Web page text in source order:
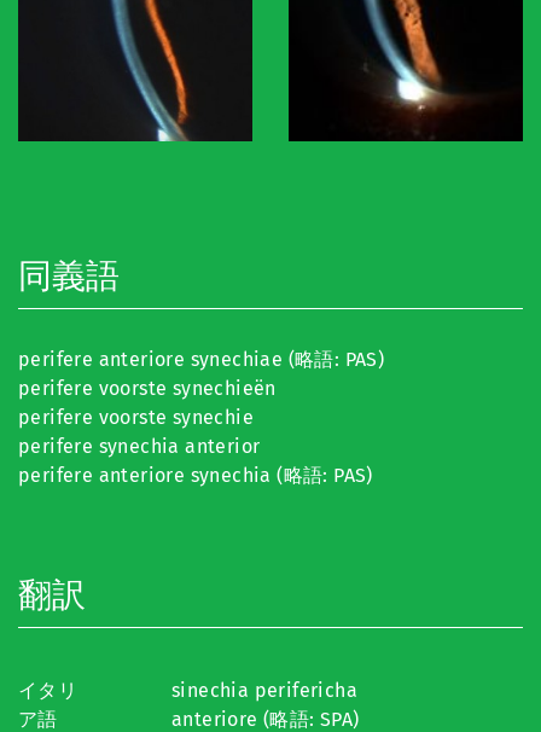
同義語
perifere anteriore synechiae (略語: PAS)
perifere voorste synechieën
perifere voorste synechie
perifere synechia anterior
perifere anteriore synechia (略語: PAS)
翻訳
イタリ
ア語
sinechia perifericha
anteriore (略語: SPA)